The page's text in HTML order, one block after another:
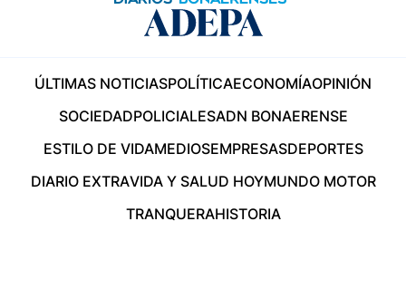
ÚLTIMAS NOTICIASPOLÍTICAECONOMÍAOPINIÓN
SOCIEDADPOLICIALESADN BONAERENSE
ESTILO DE VIDAMEDIOSEMPRESASDEPORTES
DIARIO EXTRAVIDA Y SALUD HOYMUNDO MOTOR
TRANQUERAHISTORIA